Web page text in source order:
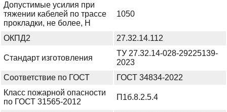
Допустимые усилия при
тяжении кабелей по трассе
прокладки, не более, Н
1050
ОКПД2 27.32.14.112
Стандарт изготовления
ТУ 27.32.14-028-29225139-
2023
Соответствие по ГОСТ
ГОСТ 34834-2022
Класс пожарной опасности
по ГОСТ 31565-2012
П1б.8.2.5.4